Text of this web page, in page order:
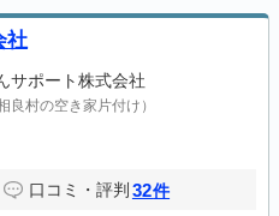
社
サポート株式会社
良村の空き家片付け）
口コミ・評判 32件